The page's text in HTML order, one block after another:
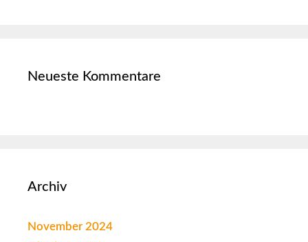
Neueste Kommentare
Archiv
November 2024